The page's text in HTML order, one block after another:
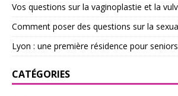
Vos questions sur la vaginoplastie et la
Comment poser des questions sur la
Lyon : une première résidence pour
CATÉGORIES